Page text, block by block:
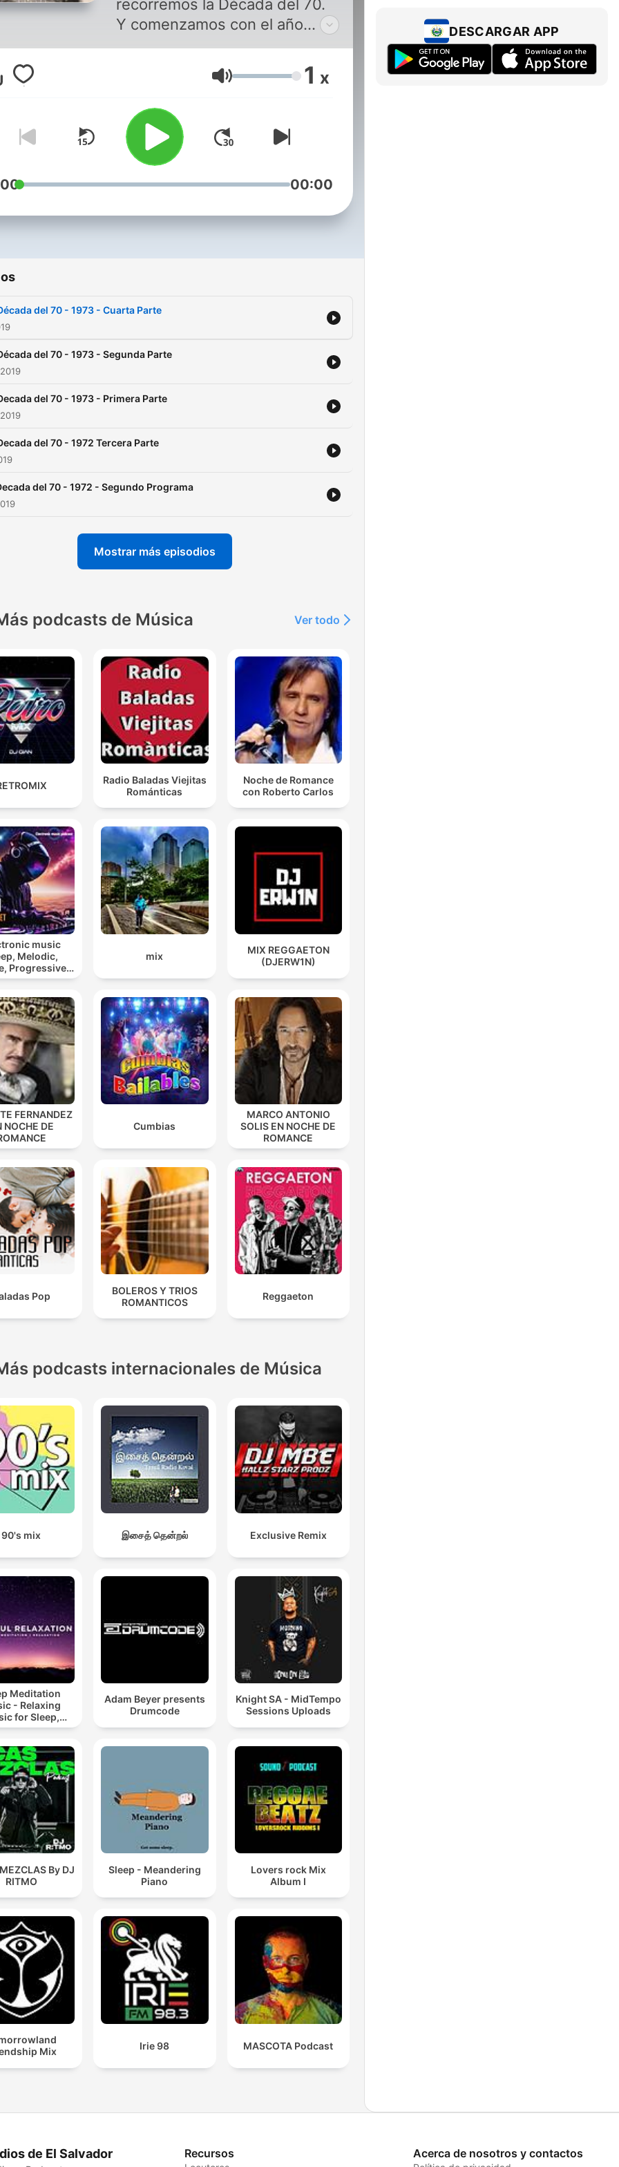
recorremos la Década del 70.
Y comenzamos con el año
1970
Volumen 1 x
00:00
del 70 - 1973 - Cuarta Parte
del 70 - 1973 - Segunda Parte
del 70 - 1973 - Primera Parte
del 70 - 1972 Tercera Parte
del 70 - 1972 - Segundo Programa
Mostrar más episodios
podcasts de Música Ver todo
Radio Baladas Viejitas
Románticas
Noche de Romance
con Roberto Carlos
music
Melodic,
Progressive,
Trance)
mix
MIX REGGAETON
(DJERW1N)
FERNANDEZ
NOCHE DE
Cumbias
MARCO ANTONIO
SOLIS EN NOCHE DE
ROMANCE
Pop
BOLEROS Y TRIOS
ROMANTICOS
Reggaeton
podcasts internacionales de Música
90's mix இசைத் தென்றல் Exclusive Remix
Meditation
- Relaxing
for Sleep,
&
Adam Beyer presents
Drumcode
Knight SA - MidTempo
Sessions Uploads
By DJ
RITMO
Sleep - Meandering
Piano
Lovers rock Mix
Album I
Mix
Irie 98 MASCOTA Podcast
DESCARGAR APP
de El Salvador Recursos Acerca de nosotros y contactos